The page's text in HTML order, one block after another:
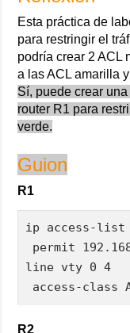
Esta práctica de
para restringir el
podría crear 2 ACL
a las ACL amarilla
Sí, puede crear
router R1 para
verde.
Guion
R1
ip access-list
permit
line vty 0 4
access-class
R2